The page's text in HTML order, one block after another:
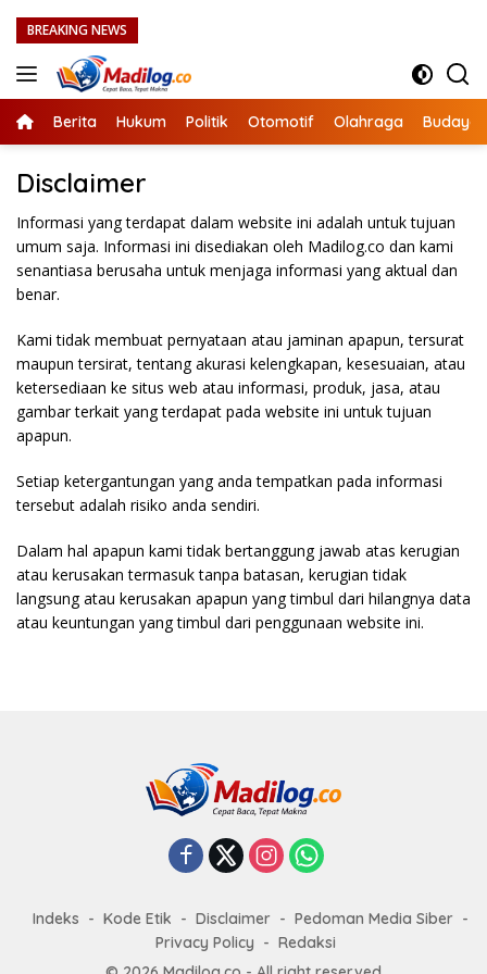
BREAKING NEWS
Berita Hukum Politik Otomotif Olahraga Budaya
Disclaimer
Informasi yang terdapat dalam website ini adalah untuk tujuan
umum saja. Informasi ini disediakan oleh Madilog.co dan kami
senantiasa berusaha untuk menjaga informasi yang aktual dan
benar.
Kami tidak membuat pernyataan atau jaminan apapun, tersurat
maupun tersirat, tentang akurasi kelengkapan, kesesuaian, atau
ketersediaan ke situs web atau informasi, produk, jasa, atau
gambar terkait yang terdapat pada website ini untuk tujuan
apapun.
Setiap ketergantungan yang anda tempatkan pada informasi
tersebut adalah risiko anda sendiri.
Dalam hal apapun kami tidak bertanggung jawab atas kerugian
atau kerusakan termasuk tanpa batasan, kerugian tidak
langsung atau kerusakan apapun yang timbul dari hilangnya data
atau keuntungan yang timbul dari penggunaan website ini.
Indeks Kode Etik Disclaimer
Pedoman Media Siber
Privacy Policy
Redaksi